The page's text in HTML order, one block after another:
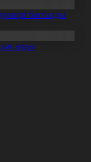
басталды
алды